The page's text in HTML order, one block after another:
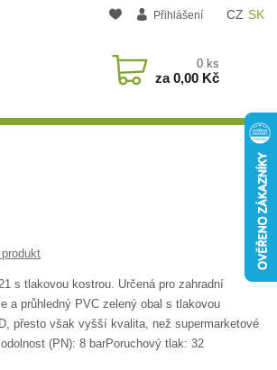
CZ SK
Přihlášení
0 ks
za0,00 Kč
s tlakovou kostrou. Určená pro zahradní
a průhledný PVC zelený obal s tlakovou
přesto však vyšší kvalita, než supermarketové
(PN): 8 barPoruchový tlak: 32